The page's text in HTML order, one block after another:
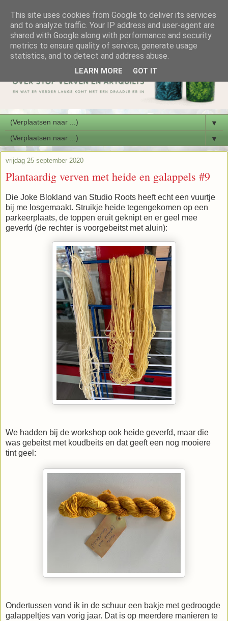
▼
▼
vrijdag 25 september 2020
Plantaardig verven met heide en galappels #9
Die Joke Blokland van Studio Roots heeft echt een vuurtje
bij me losgemaakt. Struikje heide tegengekomen op een
parkeerplaats, de toppen eruit geknipt en er geel mee
geverfd (de rechter is voorgebeitst met aluin):
We hadden bij de workshop ook heide geverfd, maar die
was gebeitst met koudbeits en dat geeft een nog mooiere
tint geel:
Ondertussen vond ik in de schuur een bakje met gedroogde
galappeltjes van vorig jaar. Dat is op meerdere manieren te
This site uses cookies from Google to deliver its services
and to analyze traffic. Your IP address and user-agent are
shared with Google along with performance and security
metrics to ensure quality of service, generate usage
statistics, and to detect and address abuse.
LEARN MORE GOT IT